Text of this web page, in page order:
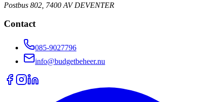
Postbus 802, 7400 AV DEVENTER
Contact
085-9027796
info@budgetbeheer.nu